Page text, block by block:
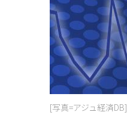
[写真=アジュ経済DB]